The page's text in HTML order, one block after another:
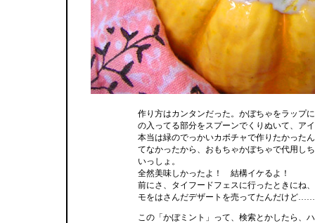
作り方はカンタンだった。かぼちゃをラップ
の入ってる部分をスプーンでくりぬいて、ア
本当は緑のでっかいカボチャで作りたかった
てなかったから、おもちゃかぼちゃで代用し
いっしょ。
全然美味しかったよ！ 結構イケるよ！
前にさ、タイフードフェスに行ったときにね
モをはさんだデザートを売ってたんだけど
この「かぼミント」って、検索とかしたら、